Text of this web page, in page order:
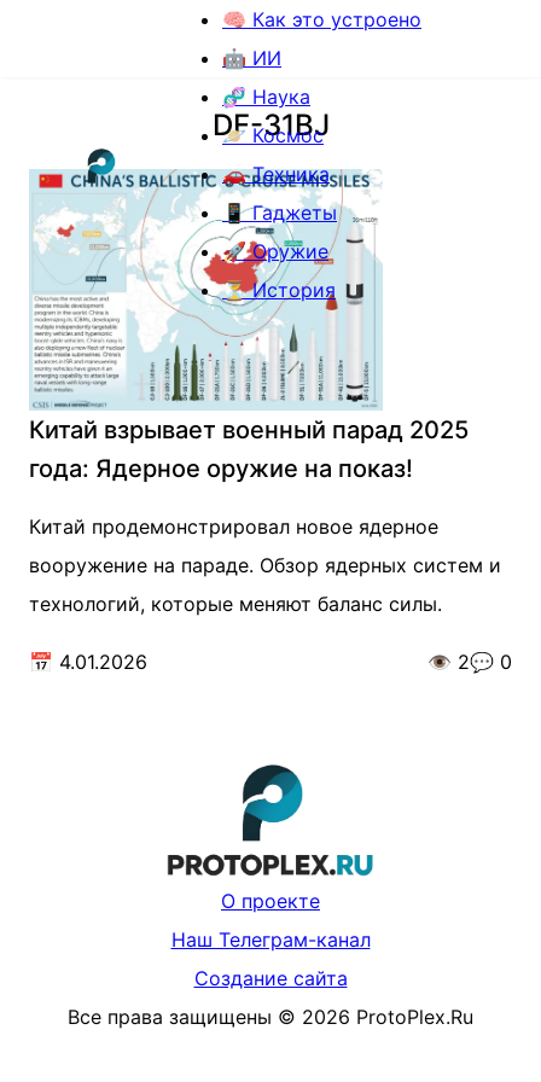
🧠 Как это устроено
🤖 ИИ
🧬 Наука
🪐 Космос
🚗 Техника
📱 Гаджеты
🚀 Оружие
⏳ История
DF-31BJ
Китай взрывает военный парад 2025
года: Ядерное оружие на показ!
Китай продемонстрировал новое ядерное
вооружение на параде. Обзор ядерных систем и
технологий, которые меняют баланс силы.
📅 4.01.2026 👁️ 2💬 0
О проекте
Наш Телеграм-канал
Создание сайта
Все права защищены © 2026 ProtoPlex.Ru